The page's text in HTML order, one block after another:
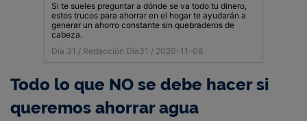
Si te sueles preguntar a dónde se va todo tu dinero,
estos trucos para ahorrar en el hogar te ayudarán a
generar un ahorro constante sin quebraderos de
cabeza.
Día 31 / Redacción Día31 / 2020-11-08
Todo lo que NO se debe hacer si
queremos ahorrar agua